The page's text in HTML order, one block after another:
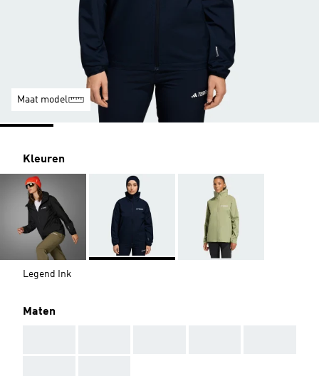
Maat model
Kleuren
Legend Ink
Maten